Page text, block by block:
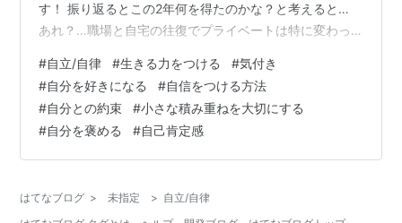
す！ 振り返るとこの2年何を得たのかな？と考えると…
あれ？…職場と自宅の往復でプライベートは特に変わっ
気がする！？と気付きました。 ということで、2022年か
らは自分自身との約束を大切に守っていこうと思いま
す。 私は、昔から自信がなく悩むこともありました。 し
かし、最近ある知人から言われました。 「自分に自信が
持てないなら自分との約束を守ったらいいよ。小さな約
#自立/自律 #生きる力をつける #気付き
#自分を好きになる #自信をつける方法
#自分との約束 #小さな積み重ねを大切にする
#自分を褒める #自己肯定感
はてなブログ > 未指定 > 自立/自律